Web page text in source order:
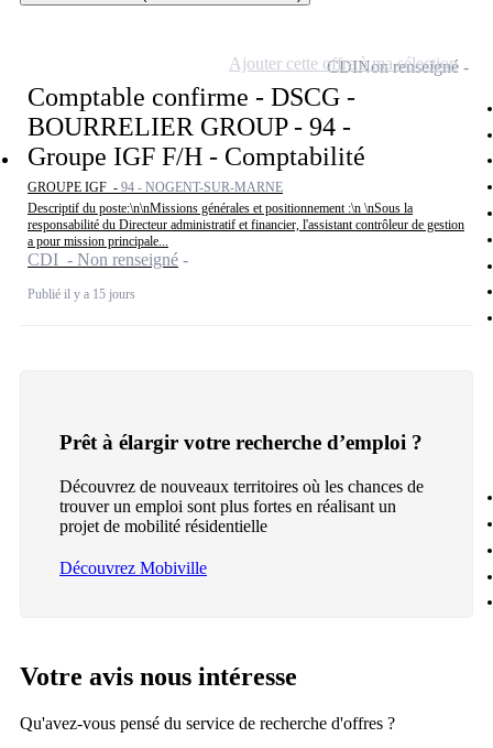
Comptable confirme - DSCG -
BOURRELIER GROUP - 94 -
Groupe IGF F/H - Comptabilité
GROUPE IGF - 94 - NOGENT-SUR-MARNE
Descriptif du poste:\n\nMissions générales et positionnement :\n \nSous la
responsabilité du Directeur administratif et financier, l'assistant contrôleur de gestion
a pour mission principale...
CDI - Non renseigné
Publié il y a 15 jours
CDINon renseigné
Ajouter cette offre à ma sélection
Prêt à élargir votre recherche d’emploi ?
Découvrez de nouveaux territoires où les chances de
trouver un emploi sont plus fortes en réalisant un
projet de mobilité résidentielle
Découvrez Mobiville
Votre avis nous intéresse
Qu'avez-vous pensé du service de recherche d'offres ?